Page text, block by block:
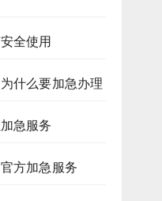
全使用
什么要加急办理
急服务
方加急服务